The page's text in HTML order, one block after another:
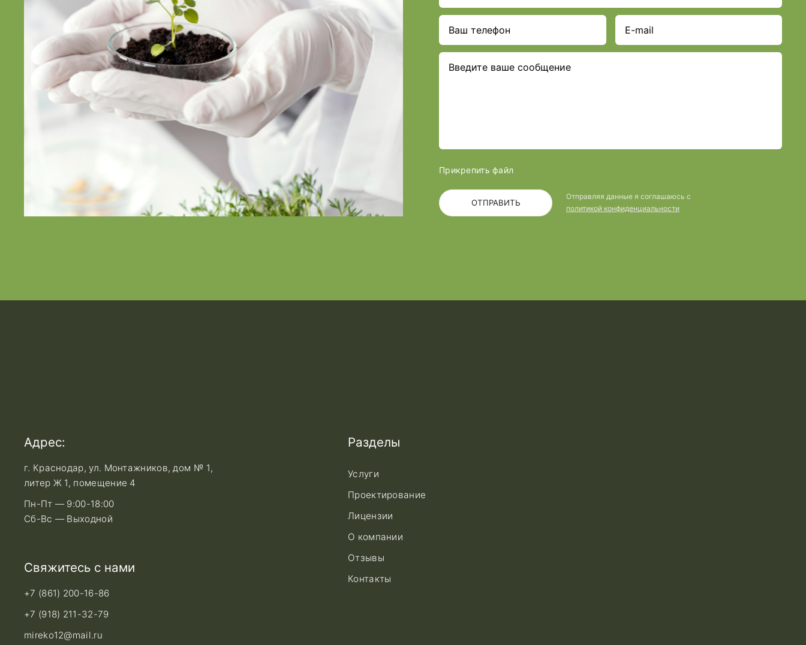
Прикрепить файл
ОТПРАВИТЬ
Отправляя данные я соглашаюсь с
политикой конфиденциальности
Адрес:
г. Краснодар, ул. Монтажников, дом № 1,
литер Ж 1, помещение 4
Пн-Пт — 9:00-18:00
Сб-Вс — Выходной
Свяжитесь с нами
+7 (861) 200-16-86
+7 (918) 211-32-79
mireko12@mail.ru
Разделы
Услуги
Проектирование
Лицензии
О компании
Отзывы
Контакты